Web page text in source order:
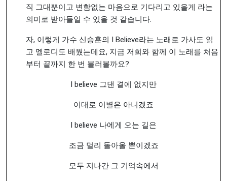
직 그대뿐이고 변함없는 마음으로 기다리고 있을게 라는
의미로 받아들일 수 있을 것 같습니다.
자, 이렇게 가수 신승훈의 I Believe라는 노래로 가사도 읽
고 멜로디도 배웠는데요, 지금 저희와 함께 이 노래를 처음
부터 끝까지 한 번 불러볼까요?
I believe 그댄 곁에 없지만
이대로 이별은 아니겠죠
I believe 나에게 오는 길은
조금 멀리 돌아올 뿐이겠죠
모두 지나간 그 기억속에서